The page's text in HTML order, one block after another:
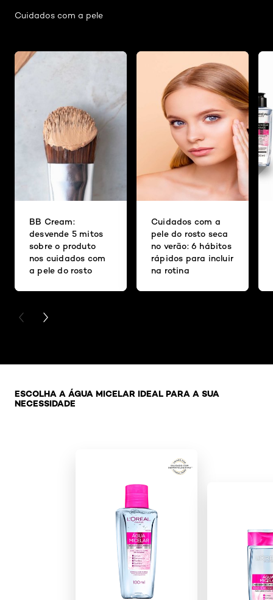
Cuidados com a pele
BB Cream:
desvende 5 mitos
sobre o produto
nos cuidados com
a pele do rosto
Cuidados com a
pele do rosto seca
no verão: 6 hábitos
rápidos para incluir
na rotina
PREVIOUS CARD
NEXT CARD
ESCOLHA A ÁGUA MICELAR IDEAL PARA A SUA
NECESSIDADE